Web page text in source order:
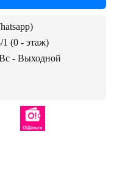
(0 - этаж)
- Выходной